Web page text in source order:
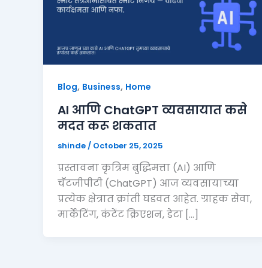
Blog, Business, Home
AI आणि ChatGPT व्यवसायात कसे
मदत करू शकतात
shinde/ October 25, 2025
प्रस्तावना कृत्रिम बुद्धिमत्ता (AI) आणि
चॅटजीपीटी (ChatGPT) आज व्यवसायाच्या
प्रत्येक क्षेत्रात क्रांती घडवत आहेत. ग्राहक सेवा,
मार्केटिंग, कंटेंट क्रिएशन, डेटा […]